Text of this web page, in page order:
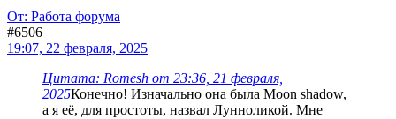
От: Работа форума
#6506
19:07, 22 февраля, 2025
Цитата: Romesh от 23:36, 21 февраля,
2025Конечно! Изначально она была Moon shadow,
а я её, для простоты, назвал Лунноликой. Мне